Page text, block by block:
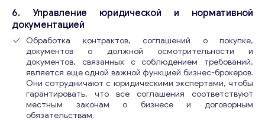
6. Управление юридической и нормативной
документацией
Обработка контрактов, соглашений о покупке,
документов о должной осмотрительности и
документов, связанных с соблюдением требований,
является еще одной важной функцией бизнес-брокеров.
Они сотрудничают с юридическими экспертами, чтобы
гарантировать, что все соглашения соответствуют
местным законам о бизнесе и договорным
обязательствам.